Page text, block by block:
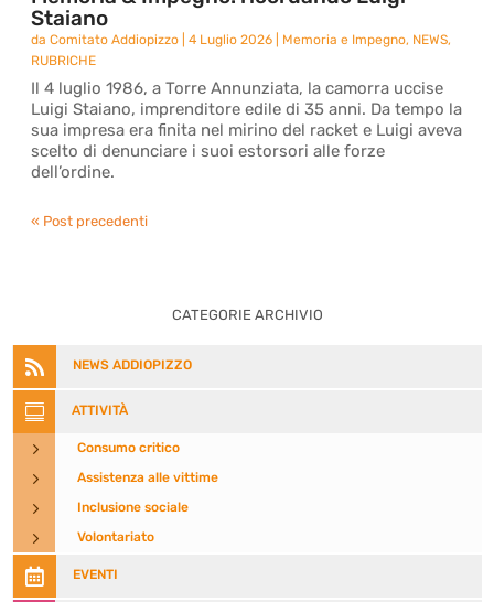
Staiano
daComitato Addiopizzo |4 Luglio 2026 Memoria e Impegno, NEWS,
RUBRICHE
Il 4 luglio 1986, a Torre Annunziata, la camorra uccise
Luigi Staiano, imprenditore edile di 35 anni. Da tempo la
sua impresa era finita nel mirino del racket e Luigi aveva
scelto di denunciare i suoi estorsori alle forze
dell’ordine.
« Post precedenti
CATEGORIE ARCHIVIO
 NEWS ADDIOPIZZO
 ATTIVITÀ
5 Consumo critico
5 Assistenza alle vittime
5 Inclusione sociale
5 Volontariato
 EVENTI